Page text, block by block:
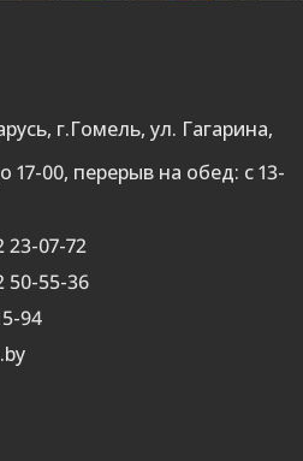
г.Гомель, ул. Гагарина,
00, перерыв на обед: с 13-
07-72
50-55-36
94